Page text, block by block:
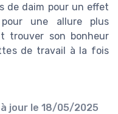
de daim pour un effet
une allure plus
trouver son bonheur
de travail à la fois
jour le 18/05/2025